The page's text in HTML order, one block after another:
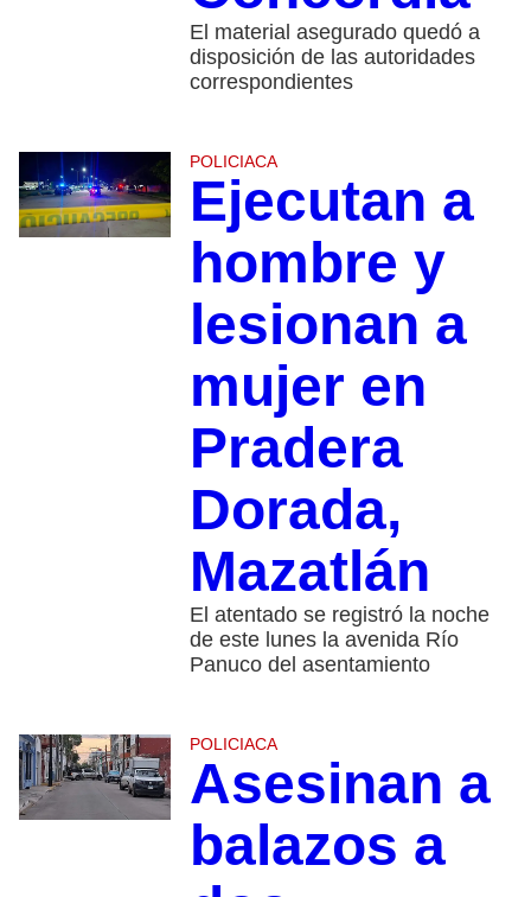
El material asegurado quedó a
disposición de las autoridades
correspondientes
POLICIACA
Ejecutan a
hombre y
lesionan a
mujer en
Pradera
Dorada,
Mazatlán
El atentado se registró la noche
de este lunes la avenida Río
Panuco del asentamiento
POLICIACA
Asesinan a
balazos a